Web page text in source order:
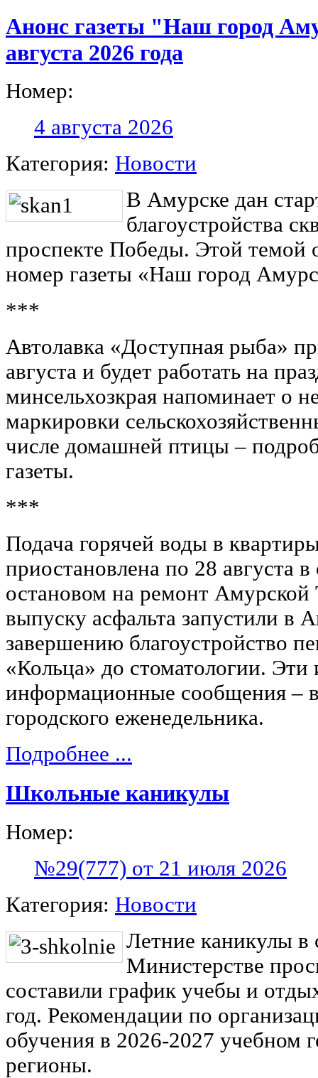
Анонс газеты "Наш город
августа 2026 года
Номер:
4 августа 2026
Категория: Новости
В Амурске дан
благоустройства
проспекте Победы. Этой темой
номер газеты «Наш город
***
Автолавка «Доступная рыба»
августа и будет работать на
минсельхозкрая напоминает о
маркировки
числе домашней птицы –
газеты.
***
Подача горячей воды в
приостановлена по 28 августа
остановом на ремонт
выпуску асфальта запустили в
завершению благоустройство
«Кольца» до стоматологии. Эти
информационные сообщения –
городского еженедельника.
Подробнее ...
Школьные каникулы
Номер:
№29(777) от 21 июля 2026
Категория: Новости
Летние каникулы в
Министерстве
составили график учебы и
год. Рекомендации по
обучения в 2026-2027 учебном
регионы.